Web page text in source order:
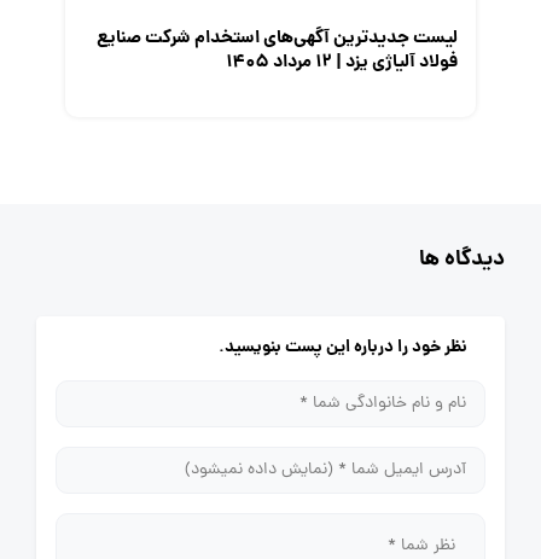
لیست جدیدترین آگهی‌های استخدام شرکت صنایع
فولاد آلیاژی یزد | ۱۲ مرداد ۱۴۰۵
دیدگاه ها
نظر خود را درباره این پست بنویسید.